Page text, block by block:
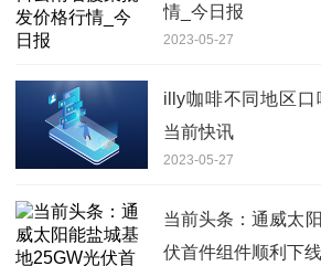
情_今日报
2023-05-27
illy咖啡不同地区
当前快讯
2023-05-27
当前头条：通威太
伏首件组件顺利下线